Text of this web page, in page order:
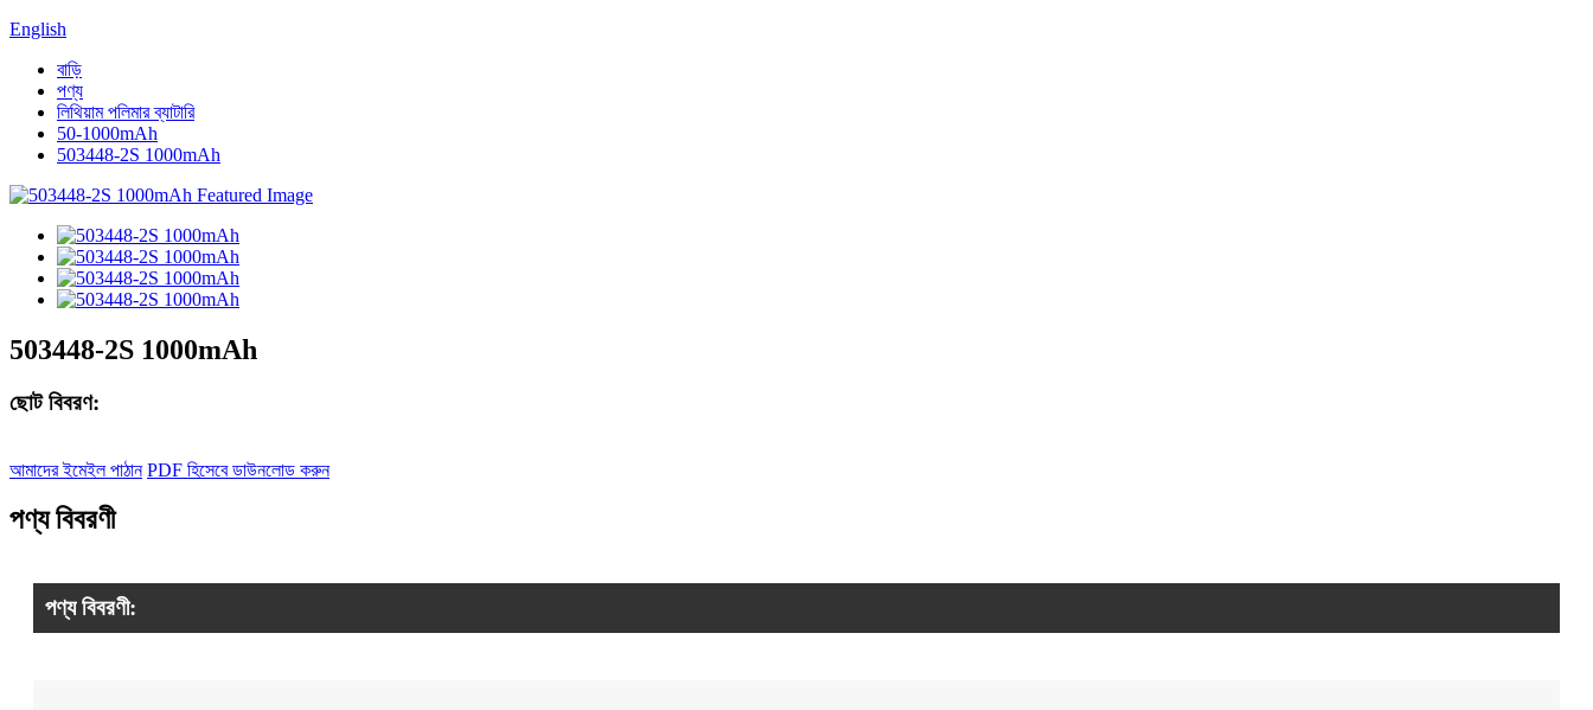
English
বাড়ি
পণ্য
লিথিয়াম পলিমার ব্যাটারি
50-1000mAh
503448-2S 1000mAh
503448-2S 1000mAh
ছোট বিবরণ:
আমাদের ইমেইল পাঠান PDF হিসেবে ডাউনলোড করুন
পণ্য বিবরণী
পণ্য বিবরণী: